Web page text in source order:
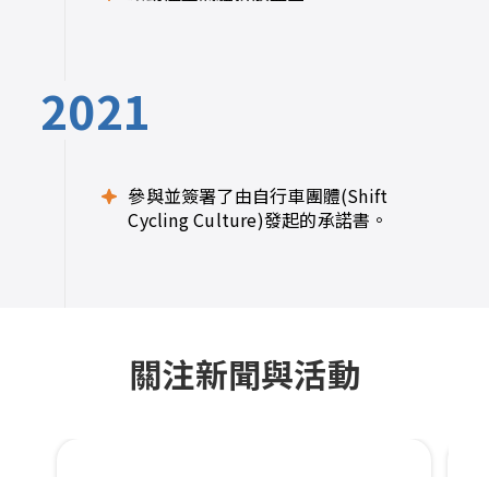
2021
參與並簽署了由自行車團體(Shift
Cycling Culture)發起的承諾書。
關注新聞與活動